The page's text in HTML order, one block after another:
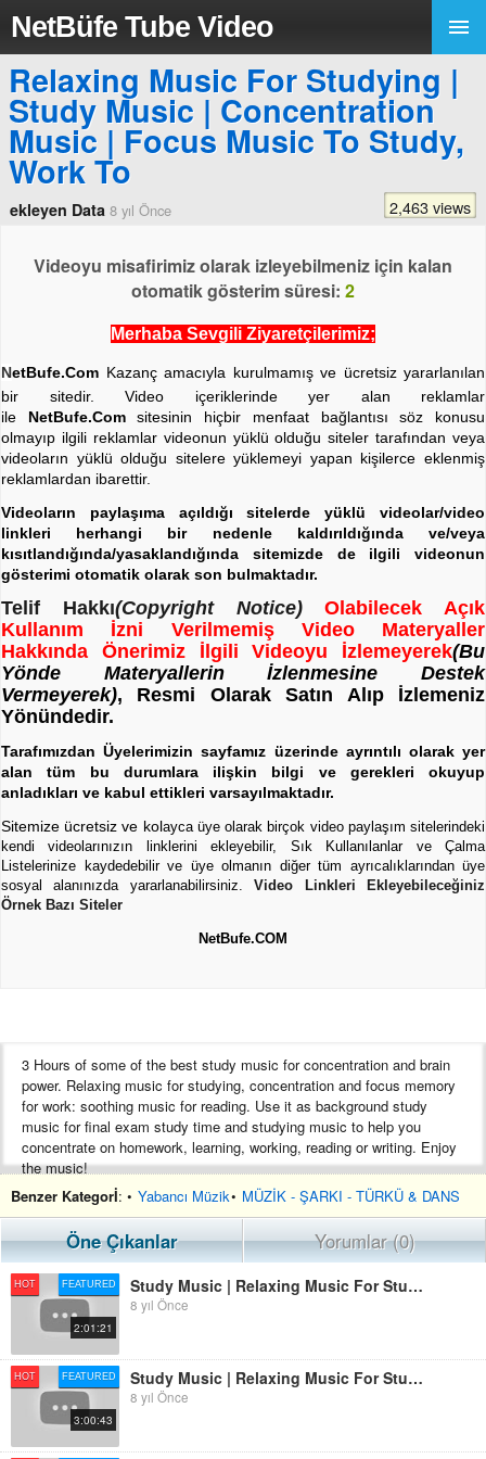
NetBüfe Tube Video
Relaxing Music For Studying |
Study Music | Concentration
Music | Focus Music To Study,
Work To
ekleyen Data 8 yıl Önce 2,463 views
Videoyu misafirimiz olarak izleyebilmeniz için kalan
otomatik gösterim süresi: 2
Merhaba Sevgili Ziyaretçilerimiz;
NetBufe.Com Kazanç amacıyla kurulmamış ve ücretsiz yararlanılan
bir sitedir. Video içeriklerinde yer alan reklamlar
ile NetBufe.Comsitesinin hiçbir menfaat bağlantısı söz konusu
olmayıp ilgili reklamlar videonun yüklü olduğu siteler tarafından veya
videoların yüklü olduğu sitelere yüklemeyi yapan kişilerce eklenmiş
reklamlardan ibarettir.
Videoların paylaşıma açıldığı sitelerde yüklü videolar/video
linkleri herhangi bir nedenle kaldırıldığında ve/veya
kısıtlandığında/yasaklandığında sitemizde de ilgili videonun
gösterimi otomatik olarak son bulmaktadır.
Telif Hakkı(Copyright Notice)
Olabilecek Açık
Kullanım İzni Verilmemiş Video Materyaller
Hakkında Önerimiz İlgili Videoyu İzlemeyerek(Bu
Yönde Materyallerin İzlenmesine Destek
Vermeyerek), Resmi Olarak Satın Alıp İzlemeniz
Yönündedir.
Tarafımızdan Üyelerimizin sayfamız üzerinde ayrıntılı olarak yer
alan tüm bu durumlara ilişkin bilgi ve gerekleri okuyup
anladıkları ve kabul ettikleri varsayılmaktadır.
Sitemize ücretsiz ve kolayca üye olarak birçok video paylaşım sitelerindeki
kendi videolarınızın linklerini ekleyebilir, Sık Kullanılanlar ve Çalma
Listelerinize kaydedebilir ve üye olmanın diğer tüm ayrıcalıklarından üye
sosyal alanınızda yararlanabilirsiniz.Video Linkleri Ekleyebileceğiniz
Örnek Bazı Siteler
NetBufe.COM
3 Hours of some of the best study music for concentration and brain
power. Relaxing music for studying, concentration and focus memory
for work: soothing music for reading. Use it as background study
music for final exam study time and studying music to help you
concentrate on homework, learning, working, reading or writing. Enjoy
the music!
Thank you so much for watching this video by Just Instrumental
Music channel. I hope you enjoy it and don't forget to Subscribe :)
Music:
"Light Awash" by Kevin MacLeod (incompetech.com) (CC BY 3.0)
Benzer Kategorİ: • Yabancı Müzik• MÜZİK - ŞARKI - TÜRKÜ & DANS
Öne Çıkanlar Yorumlar (0)
HOT FEATURED
2:01:21
Study Music | Relaxing Music For Studying | Concentration Music | Studying Music | Focus Music Work
8 yıl Önce
HOT FEATURED
3:00:43
Study Music | Relaxing Music For Studying | Concentration Music | Studying Music | Focus Music Work
8 yıl Önce